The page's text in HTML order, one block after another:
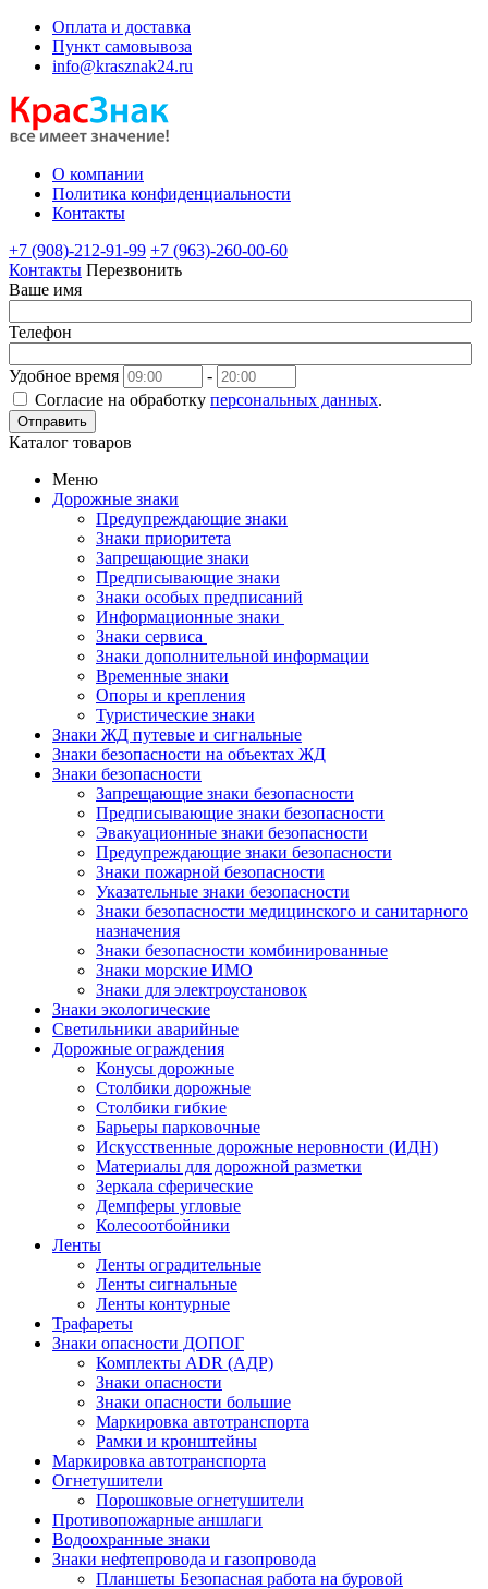
Оплата и доставка
Пункт самовывоза
info@krasznak24.ru
О компании
Политика конфиденциальности
Контакты
+7 (908)-212-91-99 +7 (963)-260-00-60
Контакты Перезвонить
Ваше имя
Телефон
Удобное время
-
Согласие на обработку персональных данных.
Отправить
Каталог товаров
Меню
Дорожные знаки
Предупреждающие знаки
Знаки приоритета
Запрещающие знаки
Предписывающие знаки
Знаки особых предписаний
Информационные знаки
Знаки сервиса
Знаки дополнительной информации
Временные знаки
Опоры и крепления
Туристические знаки
Знаки ЖД путевые и сигнальные
Знаки безопасности на объектах ЖД
Знаки безопасности
Запрещающие знаки безопасности
Предписывающие знаки безопасности
Эвакуационные знаки безопасности
Предупреждающие знаки безопасности
Знаки пожарной безопасности
Указательные знаки безопасности
Знаки безопасности медицинского и санитарного
назначения
Знаки безопасности комбинированные
Знаки морские ИМО
Знаки для электроустановок
Знаки экологические
Светильники аварийные
Дорожные ограждения
Конусы дорожные
Столбики дорожные
Столбики гибкие
Барьеры парковочные
Искусственные дорожные неровности (ИДН)
Материалы для дорожной разметки
Зеркала сферические
Демпферы угловые
Колесоотбойники
Ленты
Ленты оградительные
Ленты сигнальные
Ленты контурные
Трафареты
Знаки опасности ДОПОГ
Комплекты ADR (АДР)
Знаки опасности
Знаки опасности большие
Маркировка автотранспорта
Рамки и кронштейны
Маркировка автотранспорта
Огнетушители
Порошковые огнетушители
Противопожарные аншлаги
Водоохранные знаки
Знаки нефтепровода и газопровода
Планшеты Безопасная работа на буровой